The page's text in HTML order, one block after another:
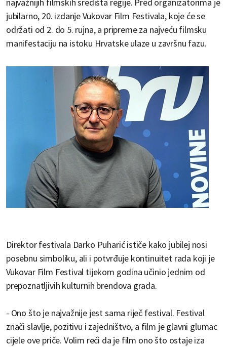
najvažnijih filmskih središta regije. Pred organizatorima je
jubilarno, 20. izdanje Vukovar Film Festivala, koje će se
održati od 2. do 5. rujna, a pripreme za najveću filmsku
manifestaciju na istoku Hrvatske ulaze u završnu fazu.
Direktor festivala Darko Puharić ističe kako jubilej nosi
posebnu simboliku, ali i potvrđuje kontinuitet rada koji je
Vukovar Film Festival tijekom godina učinio jednim od
prepoznatljivih kulturnih brendova grada.
- Ono što je najvažnije jest sama riječ festival. Festival
znači slavlje, pozitivu i zajedništvo, a film je glavni glumac
cijele ove priče. Volim reći da je film ono što ostaje iza